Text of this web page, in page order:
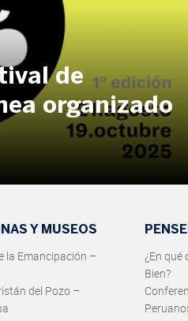
de
organizado
Y MUSEOS
la Emancipación –
del Pozo –
¿En qué
Bien?